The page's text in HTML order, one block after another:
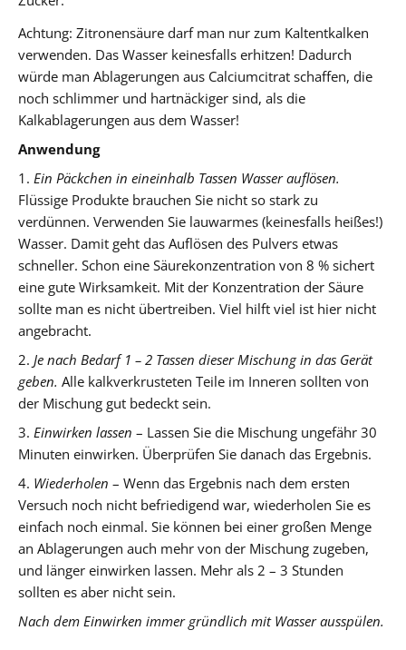
Achtung: Zitronensäure darf man nur zum Kaltentkalken
verwenden. Das Wasser keinesfalls erhitzen! Dadurch
würde man Ablagerungen aus Calciumcitrat schaffen, die
noch schlimmer und hartnäckiger sind, als die
Kalkablagerungen aus dem Wasser!
Anwendung
1. Ein Päckchen in eineinhalb Tassen Wasser auflösen.
Flüssige Produkte brauchen Sie nicht so stark zu
verdünnen. Verwenden Sie lauwarmes (keinesfalls heißes!)
Wasser. Damit geht das Auflösen des Pulvers etwas
schneller. Schon eine Säurekonzentration von 8 % sichert
eine gute Wirksamkeit. Mit der Konzentration der Säure
sollte man es nicht übertreiben. Viel hilft viel ist hier nicht
angebracht.
2. Je nach Bedarf 1 – 2 Tassen dieser Mischung in das Gerät
geben. Alle kalkverkrusteten Teile im Inneren sollten von
der Mischung gut bedeckt sein.
3. Einwirken lassen – Lassen Sie die Mischung ungefähr 30
Minuten einwirken. Überprüfen Sie danach das Ergebnis.
4. Wiederholen – Wenn das Ergebnis nach dem ersten
Versuch noch nicht befriedigend war, wiederholen Sie es
einfach noch einmal. Sie können bei einer großen Menge
an Ablagerungen auch mehr von der Mischung zugeben,
und länger einwirken lassen. Mehr als 2 – 3 Stunden
sollten es aber nicht sein.
Nach dem Einwirken immer gründlich mit Wasser ausspülen.